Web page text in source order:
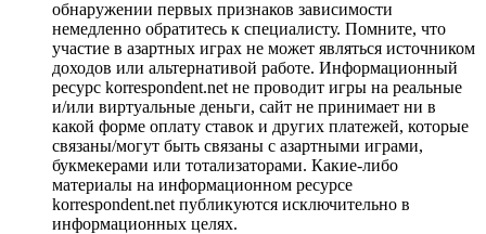
обнаружении первых признаков зависимости
немедленно обратитесь к специалисту. Помните, что
участие в азартных играх не может являться источником
доходов или альтернативой работе. Информационный
ресурс korrespondent.net не проводит игры на реальные
и/или виртуальные деньги, сайт не принимает ни в
какой форме оплату ставок и других платежей, которые
связаны/могут быть связаны с азартными играми,
букмекерами или тотализаторами. Какие-либо
материалы на информационном ресурсе
korrespondent.net публикуются исключительно в
информационных целях.